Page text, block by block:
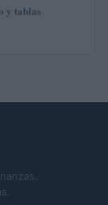
y tablas